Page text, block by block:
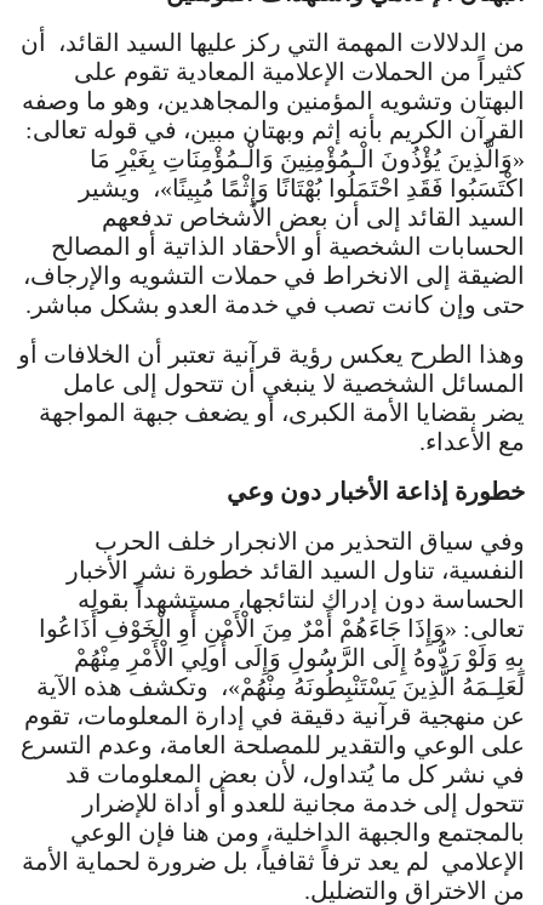
من الدلالات المهمة التي ركز عليها السيد القائد، أن
كثيراً من الحملات الإعلامية المعادية تقوم على
البهتان وتشويه المؤمنين والمجاهدين، وهو ما وصفه
القرآن الكريم بأنه إثم وبهتان مبين، في قوله تعالى:
«وَالَّذِينَ يُؤْذُونَ الْـمُؤْمِنِينَ وَالْـمُؤْمِنَاتِ بِغَيْرِ مَا
اكْتَسَبُوا فَقَدِ احْتَمَلُوا بُهْتَانًا وَإِثْمًا مُبِينًا»، ويشير
السيد القائد إلى أن بعض الأشخاص تدفعهم
الحسابات الشخصية أو الأحقاد الذاتية أو المصالح
الضيقة إلى الانخراط في حملات التشويه والإرجاف،
حتى وإن كانت تصب في خدمة العدو بشكل مباشر.
وهذا الطرح يعكس رؤية قرآنية تعتبر أن الخلافات أو
المسائل الشخصية لا ينبغي أن تتحول إلى عامل
يضر بقضايا الأمة الكبرى، أو يضعف جبهة المواجهة
مع الأعداء.
خطورة إذاعة الأخبار دون وعي
وفي سياق التحذير من الانجرار خلف الحرب
النفسية، تناول السيد القائد خطورة نشر الأخبار
الحساسة دون إدراك لنتائجها، مستشهداً بقوله
تعالى: «وَإِذَا جَاءَهُمْ أَمْرٌ مِنَ الْأَمْنِ أَوِ الْخَوْفِ أَذَاعُوا
بِهِ وَلَوْ رَدُّوهُ إِلَى الرَّسُولِ وَإِلَى أُولِي الْأَمْرِ مِنْهُمْ
لَعَلِـمَهُ الَّذِينَ يَسْتَنْبِطُونَهُ مِنْهُمْ»، وتكشف هذه الآية
عن منهجية قرآنية دقيقة في إدارة المعلومات، تقوم
على الوعي والتقدير للمصلحة العامة، وعدم التسرع
في نشر كل ما يُتداول، لأن بعض المعلومات قد
تتحول إلى خدمة مجانية للعدو أو أداة للإضرار
بالمجتمع والجبهة الداخلية، ومن هنا فإن الوعي
الإعلامي لم يعد ترفاً ثقافياً، بل ضرورة لحماية الأمة
من الاختراق والتضليل.